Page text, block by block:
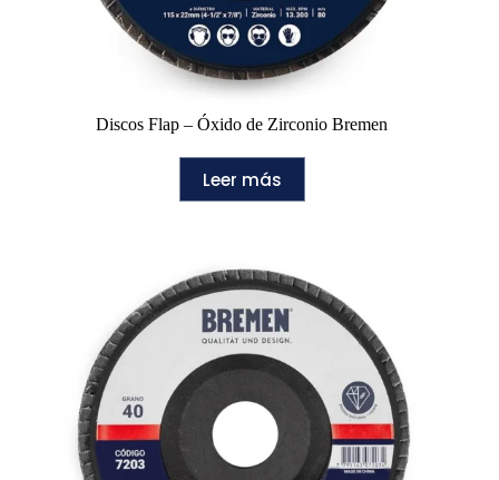
Discos Flap – Óxido de Zirconio Bremen
Leer más